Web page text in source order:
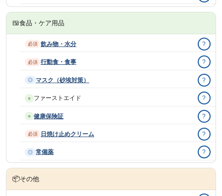
🍱食品・ケア用品
必須 飲み物・水分 ?
必須 行動食・食事 ?
◎ マスク（砂埃対策） ?
○ ファーストエイド ?
○ 健康保険証 ?
必須 日焼け止めクリーム ?
◎ 常備薬 ?
📦その他